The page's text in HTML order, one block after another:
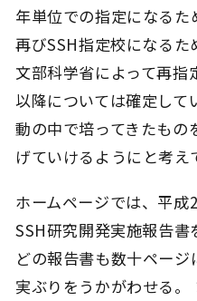
年単位での指定になるた
再びSSH指定校になるた
文部科学省によって再
以降については確定して
動の中で培ってきたも
げていけるようにと考え
ホームページでは、平
SSH研究開発実施報告書
どの報告書も数十ペー
実ぶりをうかがわせる